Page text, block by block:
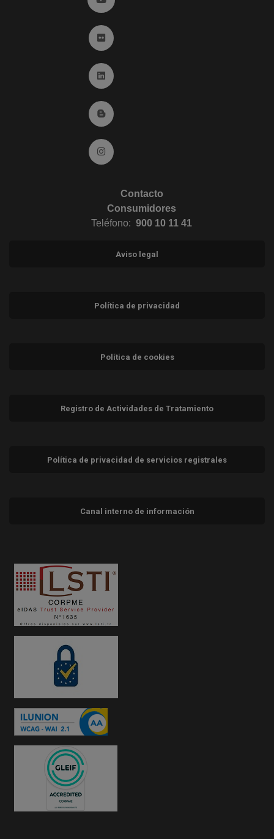
Ir a Flickr (abre en ventana nueva)
Ir a Linkedin (abre en ventana nueva)
Ir al Blog (abre en ventana nueva)
Ir a Instagram (abre en ventana nueva)
Contacto
Consumidores
Teléfono: 900 10 11 41
Aviso legal
Política de privacidad
Política de cookies
Registro de Actividades de Tratamiento
Política de privacidad de servicios registrales
Canal interno de información